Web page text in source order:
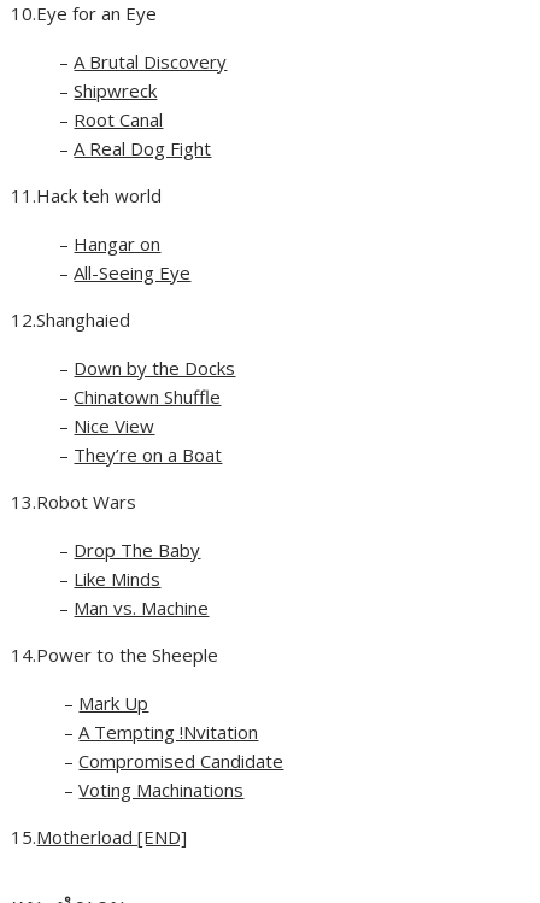
10.Eye for an Eye
–A Brutal Discovery
–Shipwreck
– Root Canal
–A Real Dog Fight
11.Hack teh world
– Hangar on
–All-Seeing Eye
12.Shanghaied
– Down by the Docks
–Chinatown Shuffle
– Nice View
– They’re on a Boat
13.Robot Wars
– Drop The Baby
– Like Minds
– Man vs. Machine
14.Power to the Sheeple
– Mark Up
–A Tempting !Nvitation
–Compromised Candidate
–Voting Machinations
15.Motherload [END]